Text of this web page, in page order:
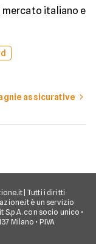
mercato italiano e
assicurative
| Tutti i diritti
è un servizio
con socio unico •
Milano • P.IVA